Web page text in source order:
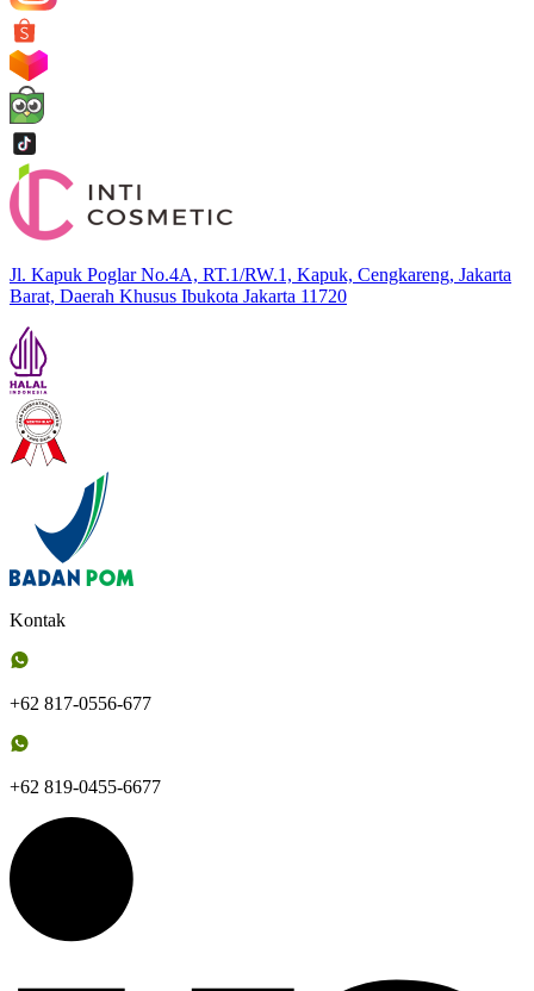
Jl. Kapuk Poglar No.4A, RT.1/RW.1, Kapuk, Cengkareng, Jakarta
Barat, Daerah Khusus Ibukota Jakarta 11720
Kontak
+62 817-0556-677
+62 819-0455-6677